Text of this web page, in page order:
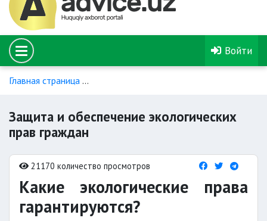
Войти
Главная страница
Защита и обеспечение экологических
прав граждан
21170 количество просмотров
Какие экологические права
гарантируются?